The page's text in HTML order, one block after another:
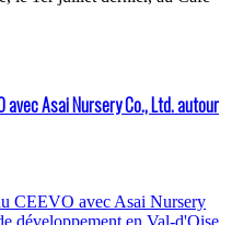
avec Asai Nursery Co., Ltd. autour